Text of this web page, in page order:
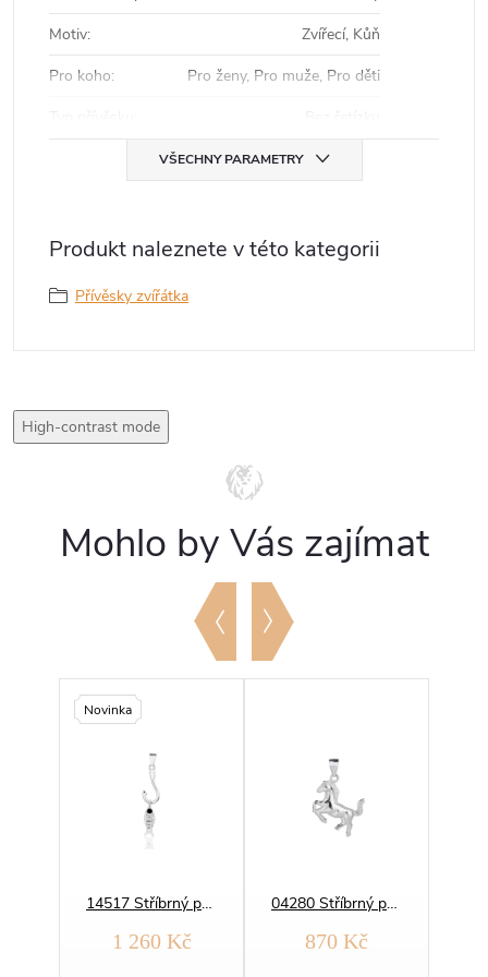
Motiv:
Zvířecí, Kůň
Pro koho:
Pro ženy, Pro muže, Pro děti
VŠECHNY PARAMETRY
Produkt naleznete v této kategorii
Přívěsky zvířátka
High-contrast mode
Mohlo by Vás zajímat
Novinka
14517 Stříbrný přívěsek RYBA NA HÁČKU
1 260 Kč
04280 Stříbrný přívěsek KŮŇ ve skoku
870 Kč